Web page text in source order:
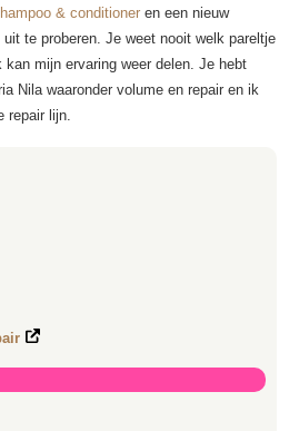
& conditioner en een nieuw
te proberen. Je weet nooit welk pareltje
mijn ervaring weer delen. Je hebt
Nila waaronder volume en repair en ik
repair lijn.